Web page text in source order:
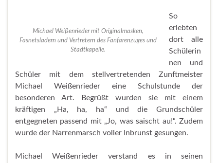
Michael Weißenrieder mit Originalmasken,
Fasnetsladern und Vertretern des Fanfarenzuges und
Stadtkapelle.
So
erlebten
dort alle
Schülerin
nen und
Schüler mit dem stellvertretenden Zunftmeister
Michael Weißenrieder eine Schulstunde der
besonderen Art. Begrüßt wurden sie mit einem
kräftigen „Ha, ha, ha“ und die Grundschüler
entgegneten passend mit „Jo, was saischt au!“. Zudem
wurde der Narrenmarsch voller Inbrunst gesungen.
Michael Weißenrieder verstand es in seinen